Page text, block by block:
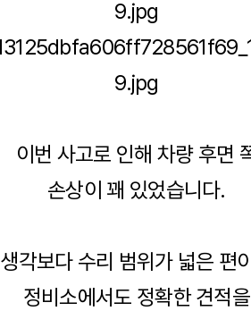
이번 사고로 인해 차량 후면
손상이 꽤 있었습니다.
생각보다 수리 범위가 넓은 편
정비소에서도 정확한 견적을